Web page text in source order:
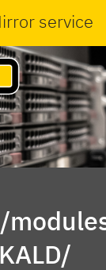
service